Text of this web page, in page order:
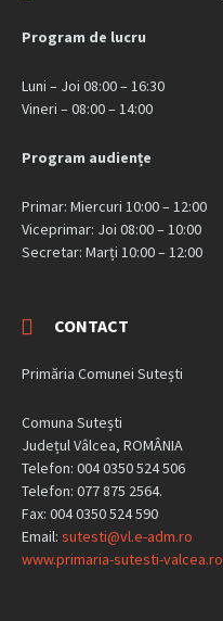
Program de lucru
Luni – Joi 08:00 – 16:30
Vineri – 08:00 – 14:00
Program audiențe
Primar: Miercuri 10:00 – 12:00
Viceprimar: Joi 08:00 – 10:00
Secretar: Marți 10:00 – 12:00
CONTACT
Primăria Comunei Sutești
Comuna Sutești
Județul Vâlcea, ROMÂNIA
Telefon: 004 0350 524 506
Telefon: 077 875 2564.
Fax: 004 0350 524 590
Email: sutesti@vl.e-adm.ro
www.primaria-sutesti-valcea.ro